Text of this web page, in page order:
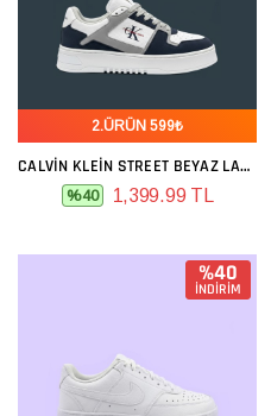
2.ÜRÜN 599₺
CALVIN KLEIN STREET BEYAZ LACIVERT
%40 1,399.99 TL
%40
İNDİRİM